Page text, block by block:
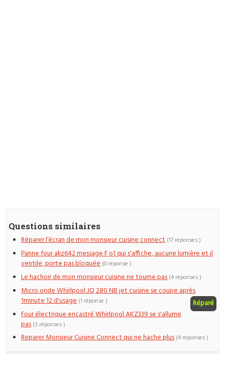
Questions similaires
Réparer l’écran de mon monsieur cuisine connect (17 réponses )
Panne four akz642 message F o1 qui s'affiche, aucune lumière et il
ventile, porte pas bloquée (0 réponse )
Le hachoir de mon monsieur cuisine ne tourne pas (4 réponses )
Micro onde Whirlpool JQ 280 NB jet cuisine se coupe après
1minute 12 d'usage
Réparé
(1 réponse )
Four électrique encastré Whirlpool AKZ339 se s'allume
pas (3 réponses )
Reparer Monsieur Cuisine Connect qui ne hache plus (4 réponses )